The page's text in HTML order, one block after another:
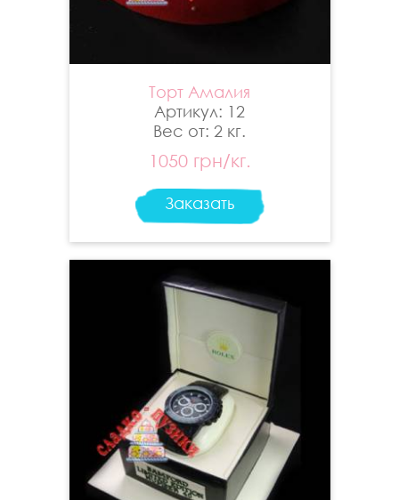
Торт Амалия
Артикул: 12
Вес от: 2 кг.
1050 грн/кг.
Заказать